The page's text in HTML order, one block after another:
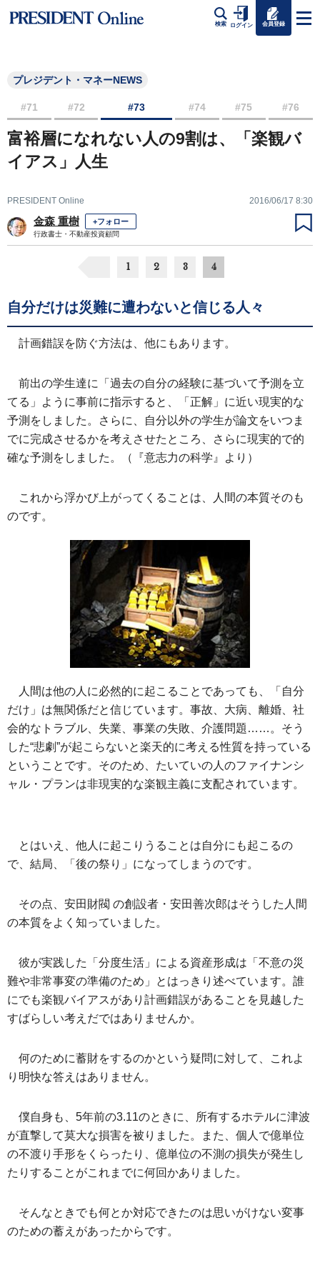
検索 ログイン 会員登録
プレジデント・マネーNEWS
#71 #72 #73 #74 #75 #76
富裕層になれない人の9割は、「楽観バ
イアス」人生
PRESIDENT Online 2016/06/17 8:30
金森 重樹 +フォロー
行政書士・不動産投資顧問
1 2 3 4
自分だけは災難に遭わないと信じる人々
計画錯誤を防ぐ方法は、他にもあります。
前出の学生達に「過去の自分の経験に基づいて予測を立
てる」ように事前に指示すると、「正解」に近い現実的な
予測をしました。さらに、自分以外の学生が論文をいつま
でに完成させるかを考えさせたところ、さらに現実的で的
確な予測をしました。（『意志力の科学』より）
これから浮かび上がってくることは、人間の本質そのも
のです。
人間は他の人に必然的に起こることであっても、「自分
だけ」は無関係だと信じています。事故、大病、離婚、社
会的なトラブル、失業、事業の失敗、介護問題……。そう
した“悲劇”が起こらないと楽天的に考える性質を持っている
ということです。そのため、たいていの人のファイナンシ
ャル・プランは非現実的な楽観主義に支配されています。
とはいえ、他人に起こりうることは自分にも起こるの
で、結局、「後の祭り」になってしまうのです。
その点、安田財閥 の創設者・安田善次郎はそうした人間
の本質をよく知っていました。
彼が実践した「分度生活」による資産形成は「不意の災
難や非常事変の準備のため」とはっきり述べています。誰
にでも楽観バイアスがあり計画錯誤があることを見越した
すばらしい考えだではありませんか。
何のために蓄財をするのかという疑問に対して、これよ
り明快な答えはありません。
僕自身も、5年前の3.11のときに、所有するホテルに津波
が直撃して莫大な損害を被りました。また、個人で億単位
の不渡り手形をくらったり、億単位の不測の損失が発生し
たりすることがこれまでに何回かありました。
そんなときでも何とか対応できたのは思いがけない変事
のための蓄えがあったからです。